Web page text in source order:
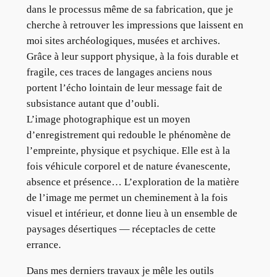
dans le processus même de sa fabrication, que je
cherche à retrouver les impressions que laissent en
moi sites archéologiques, musées et archives.
Grâce à leur support physique, à la fois durable et
fragile, ces traces de langages anciens nous
portent l’écho lointain de leur message fait de
subsistance autant que d’oubli.
L’image photographique est un moyen
d’enregistrement qui redouble le phénomène de
l’empreinte, physique et psychique. Elle est à la
fois véhicule corporel et de nature évanescente,
absence et présence… L’exploration de la matière
de l’image me permet un cheminement à la fois
visuel et intérieur, et donne lieu à un ensemble de
paysages désertiques — réceptacles de cette
errance.
Dans mes derniers travaux je mêle les outils